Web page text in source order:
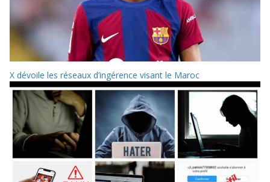
X dévoile les réseaux d’ingérence visant le Maroc